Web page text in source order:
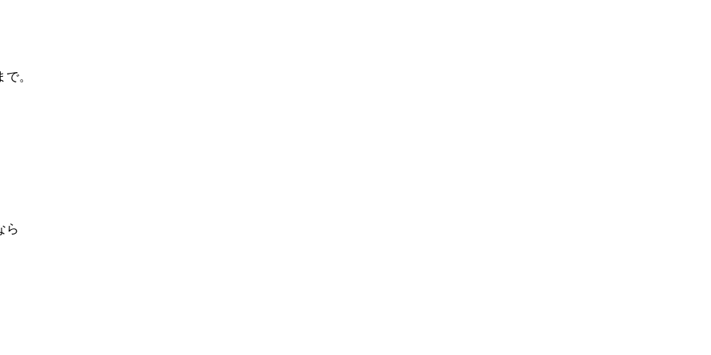
。
ら